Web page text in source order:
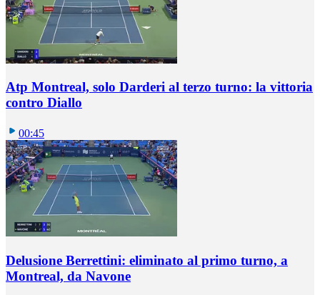
Atp Montreal, solo Darderi al terzo turno: la vittoria
contro Diallo
00:45
Delusione Berrettini: eliminato al primo turno, a
Montreal, da Navone